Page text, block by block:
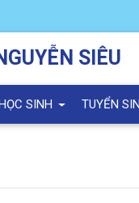
SIÊU
SINH TUYỂN